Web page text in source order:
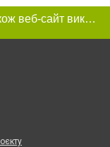
Цей сайт використовує «cookies». Також веб-сайт використовує інтернет-сервіс для збору технічних даних стосовно відвідувачів з метою отримання маркетингової та статистичної інформації. Умови обробки даних відвідувачів сайту див.